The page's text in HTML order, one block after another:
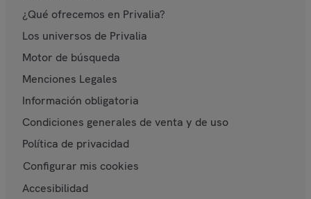
¿Qué ofrecemos en Privalia?
Los universos de Privalia
Motor de búsqueda
Menciones Legales
Información obligatoria
Condiciones generales de venta y de uso
Política de privacidad
Configurar mis cookies
Accesibilidad